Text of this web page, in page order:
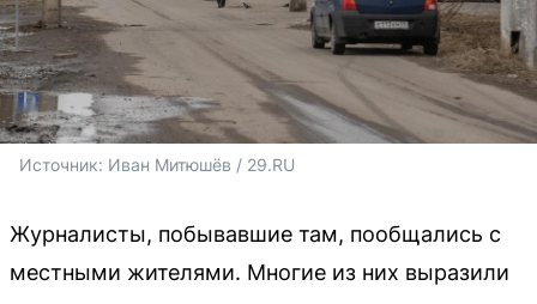
Источник: Иван Митюшёв / 29.RU
Журналисты, побывавшие там, пообщались с
местными жителями. Многие из них выразили